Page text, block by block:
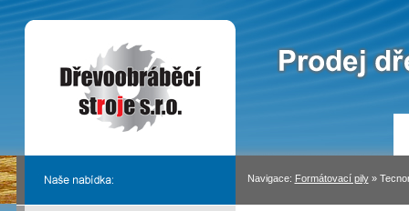
Navigace: Formátovací pily»